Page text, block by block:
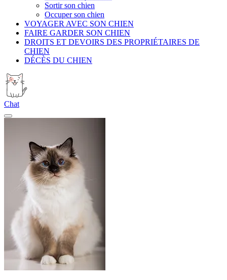
Sortir son chien
Occuper son chien
VOYAGER AVEC SON CHIEN
FAIRE GARDER SON CHIEN
DROITS ET DEVOIRS DES PROPRIÉTAIRES DE
CHIEN
DÉCÈS DU CHIEN
Chat